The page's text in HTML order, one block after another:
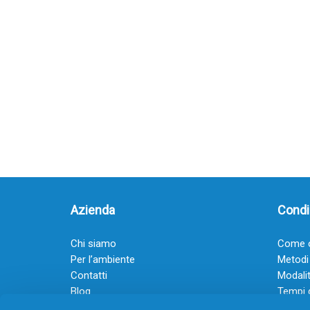
Azienda
Chi siamo
Per l’ambiente
Contatti
Blog
Come
Tempi